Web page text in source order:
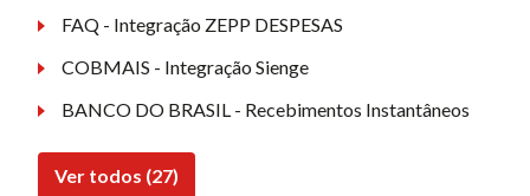
FAQ - Integração ZEPP DESPESAS
COBMAIS - Integração Sienge
BANCO DO BRASIL - Recebimentos Instantâneos
Ver todos (27)